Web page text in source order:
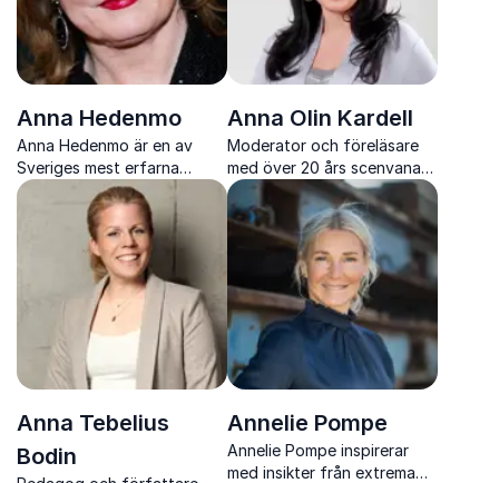
Anna Hedenmo
Anna Hedenmo är en av
Sveriges mest erfarna
intervjuare och moderatorer
med över 30 år i tv
Anna Olin Kardell
Moderator och föreläsare
med över 20 års scenvana
och stark närvaro
Anna Tebelius
Bodin
Annelie Pompe
Annelie Pompe inspirerar
med insikter från extrema